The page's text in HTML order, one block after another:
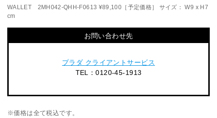
WALLET 2MH042-QHH-F0613 ¥89,100［予定価格］ サイズ： W9 x H7
cm
お問い合わせ先
プラダ クライアントサービス
TEL：0120-45-1913
※価格は全て税込です。